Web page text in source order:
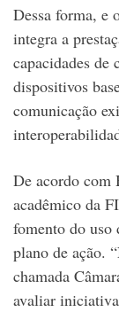
Dessa forma, e
integra a
capacidades
dispositivos
comunicação
De acordo com
acadêmico da
fomento do uso
plano de ação.
chamada
avaliar